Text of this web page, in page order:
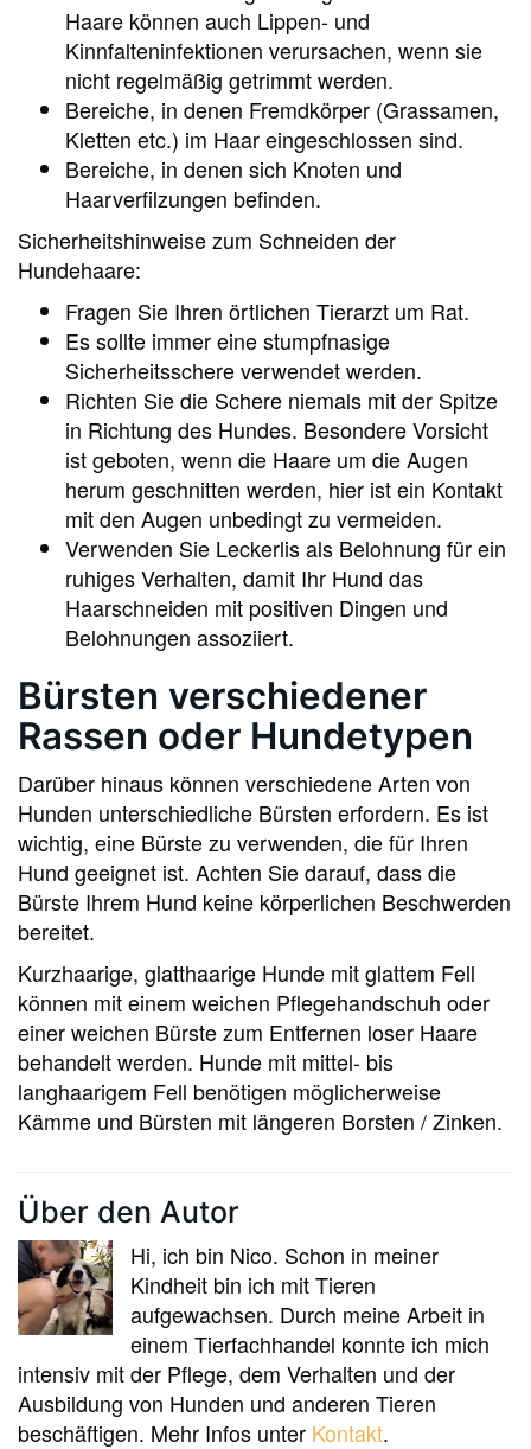
Haare können auch Lippen- und
Kinnfalteninfektionen verursachen, wenn sie
nicht regelmäßig getrimmt werden.
Bereiche, in denen Fremdkörper (Grassamen,
Kletten etc.) im Haar eingeschlossen sind.
Bereiche, in denen sich Knoten und
Haarverfilzungen befinden.
Sicherheitshinweise zum Schneiden der
Hundehaare:
Fragen Sie Ihren örtlichen Tierarzt um Rat.
Es sollte immer eine stumpfnasige
Sicherheitsschere verwendet werden.
Richten Sie die Schere niemals mit der Spitze
in Richtung des Hundes. Besondere Vorsicht
ist geboten, wenn die Haare um die Augen
herum geschnitten werden, hier ist ein Kontakt
mit den Augen unbedingt zu vermeiden.
Verwenden Sie Leckerlis als Belohnung für ein
ruhiges Verhalten, damit Ihr Hund das
Haarschneiden mit positiven Dingen und
Belohnungen assoziiert.
Bürsten verschiedener
Rassen oder Hundetypen
Darüber hinaus können verschiedene Arten von
Hunden unterschiedliche Bürsten erfordern. Es ist
wichtig, eine Bürste zu verwenden, die für Ihren
Hund geeignet ist. Achten Sie darauf, dass die
Bürste Ihrem Hund keine körperlichen Beschwerden
bereitet.
Kurzhaarige, glatthaarige Hunde mit glattem Fell
können mit einem weichen Pflegehandschuh oder
einer weichen Bürste zum Entfernen loser Haare
behandelt werden. Hunde mit mittel- bis
langhaarigem Fell benötigen möglicherweise
Kämme und Bürsten mit längeren Borsten / Zinken.
Über den Autor
Hi, ich bin Nico. Schon in meiner
Kindheit bin ich mit Tieren
aufgewachsen. Durch meine Arbeit in
einem Tierfachhandel konnte ich mich
intensiv mit der Pflege, dem Verhalten und der
Ausbildung von Hunden und anderen Tieren
beschäftigen. Mehr Infos unter Kontakt.